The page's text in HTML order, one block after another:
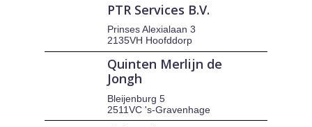
PTR Services B.V.
Prinses Alexialaan 3
2135VH Hoofddorp
Quinten Merlijn de
Jongh
Bleijenburg 5
2511VC 's-Gravenhage